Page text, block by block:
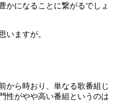
かになることに繋がるでしょ
いますが。
から時おり、単なる歌番組じ
性がやや高い番組というのは